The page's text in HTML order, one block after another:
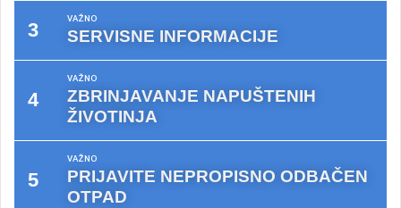
VAŽNO
SERVISNE INFORMACIJE
VAŽNO
ZBRINJAVANJE NAPUŠTENIH
ŽIVOTINJA
VAŽNO
PRIJAVITE NEPROPISNO ODBAČEN
OTPAD